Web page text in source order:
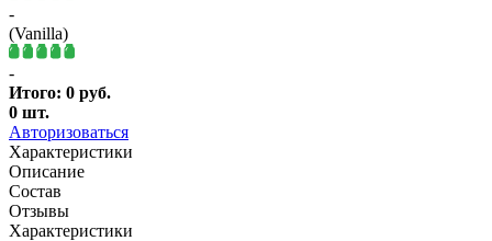
-
(Vanilla)
-
Итого: 0 руб.
0 шт.
Авторизоваться
Характеристики
Описание
Состав
Отзывы
Характеристики